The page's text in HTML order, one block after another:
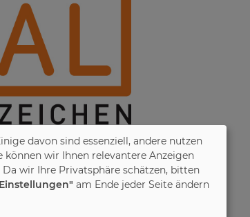
davon sind essenziell, andere nutzen
wir Ihnen relevantere Anzeigen
wir Ihre Privatsphäre schätzen, bitten
am Ende jeder Seite ändern